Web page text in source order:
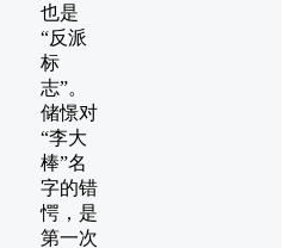
也是
“反派
标
志”。
储憬对
“李大
棒”名
字的错
愕，是
第一次